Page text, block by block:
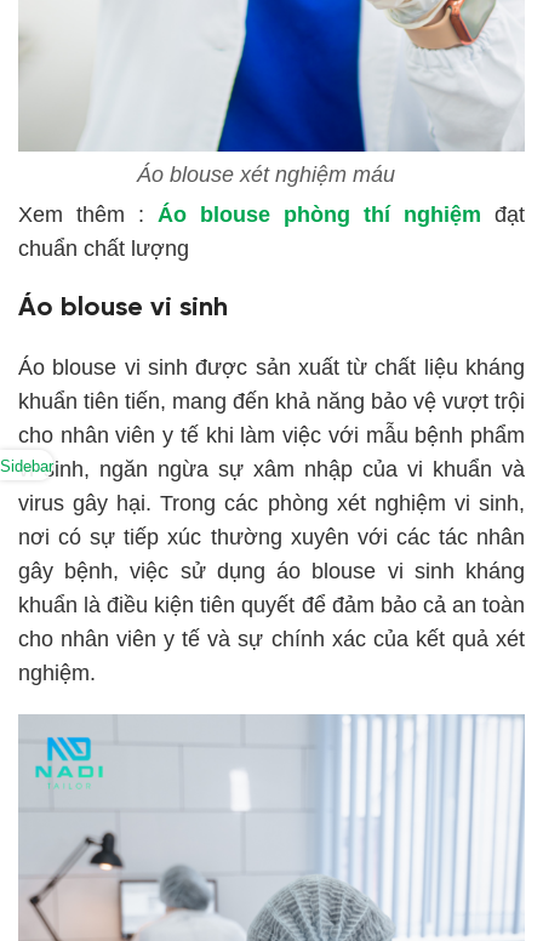
Áo blouse xét nghiệm máu
Xem thêm : Áo blouse phòng thí nghiệm đạt
chuẩn chất lượng
Áo blouse vi sinh
Áo blouse vi sinh được sản xuất từ chất liệu kháng
khuẩn tiên tiến, mang đến khả năng bảo vệ vượt trội
cho nhân viên y tế khi làm việc với mẫu bệnh phẩm
vi sinh, ngăn ngừa sự xâm nhập của vi khuẩn và
virus gây hại. Trong các phòng xét nghiệm vi sinh,
nơi có sự tiếp xúc thường xuyên với các tác nhân
gây bệnh, việc sử dụng áo blouse vi sinh kháng
khuẩn là điều kiện tiên quyết để đảm bảo cả an toàn
cho nhân viên y tế và sự chính xác của kết quả xét
nghiệm.
Sidebar